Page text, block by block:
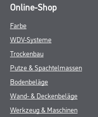
Online-Shop
Farbe
WDV-Systeme
Trockenbau
Putze & Spachtelmassen
Bodenbeläge
Wand- & Deckenbeläge
Werkzeug & Maschinen